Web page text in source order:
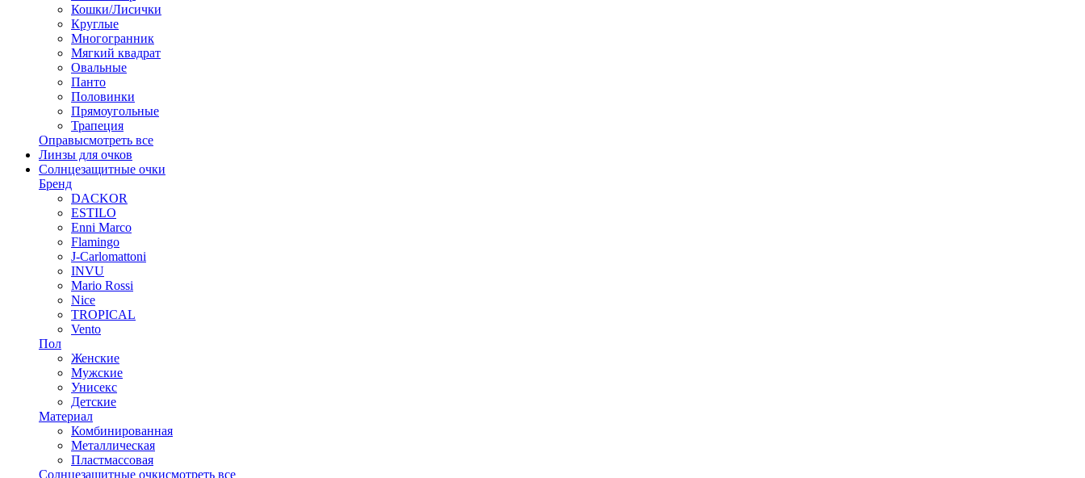
Кошки/Лисички
Круглые
Многогранник
Мягкий квадрат
Овальные
Панто
Половинки
Прямоугольные
Трапеция
Оправысмотреть все
Линзы для очков
Солнцезащитные очки
Бренд
DACKOR
ESTILO
Enni Marco
Flamingo
J-Carlomattoni
INVU
Mario Rossi
Nice
TROPICAL
Vento
Пол
Женские
Мужские
Унисекс
Детские
Материал
Комбинированная
Металлическая
Пластмассовая
Солнцезащитные очкисмотреть все